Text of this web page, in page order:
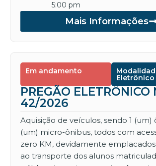
5:00 pm
Mais Informações
Em andamento
Eletrônico
PREGÃO ELETRÔNICO
42/2026
Aquisição de veículos, sendo 1 (um)
(um) micro-ônibus, todos com
zero KM, devidamente
ao transporte dos alunos